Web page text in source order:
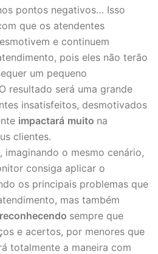
pontos negativos… Isso
que os atendentes
e continuem
pois eles não terão
um pequeno
resultado será uma grande
insatisfeitos, desmotivados
impactará muito na
clientes.
o mesmo cenário,
consiga aplicar o
os principais problemas que
mas também
sempre que
e acertos, por menores que
totalmente a maneira com